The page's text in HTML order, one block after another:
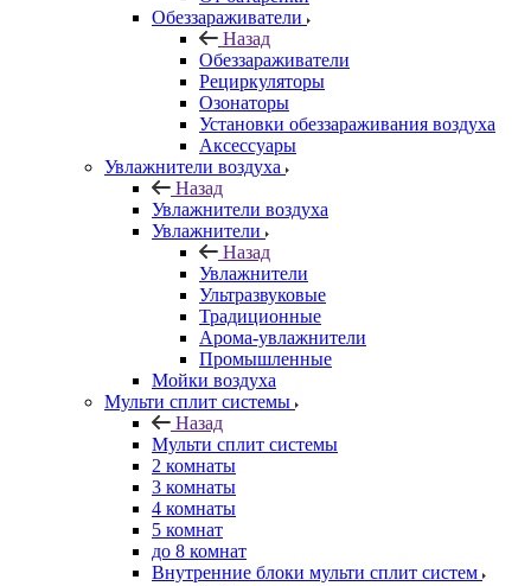
Обеззараживатели
Назад
Обеззараживатели
Рециркуляторы
Озонаторы
Установки обеззараживания воздуха
Аксессуары
Увлажнители воздуха
Назад
Увлажнители воздуха
Увлажнители
Назад
Увлажнители
Ультразвуковые
Традиционные
Арома-увлажнители
Промышленные
Мойки воздуха
Мульти сплит системы
Назад
Мульти сплит системы
2 комнаты
3 комнаты
4 комнаты
5 комнат
до 8 комнат
Внутренние блоки мульти сплит систем